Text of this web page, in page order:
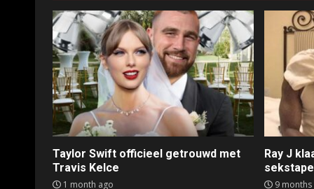
Taylor Swift officieel getrouwd met
Travis Kelce
1 month ago
Ray J
sekstape
9 months